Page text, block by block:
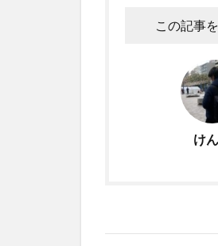
この記事
け